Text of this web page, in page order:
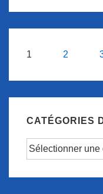
fait
l’écho
chronique.
Navigation
articles
1 2
CATÉGORIES
Catégories